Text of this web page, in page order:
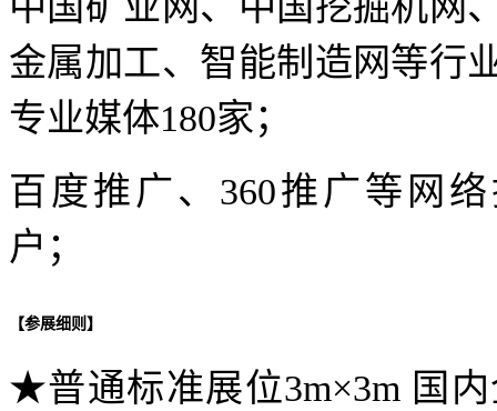
金属加工、智能制造网等行
专业媒体180家；
百度推广、360推广等网
户；
【参展细则】
★普通标准展位3m×3m 国